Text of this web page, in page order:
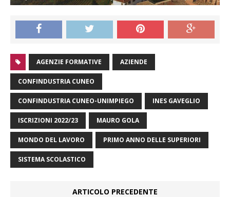
AGENZIE FORMATIVE AZIENDE
CONFINDUSTRIA CUNEO
CONFINDUSTRIA CUNEO-UNIMPIEGO INES GAVEGLIO
ISCRIZIONI 2022/23 MAURO GOLA
MONDO DEL LAVORO PRIMO ANNO DELLE SUPERIORI
SISTEMA SCOLASTICO
ARTICOLO PRECEDENTE